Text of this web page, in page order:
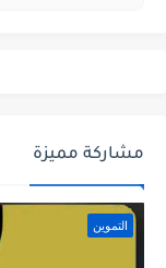
مشاركة مميزة
التموين